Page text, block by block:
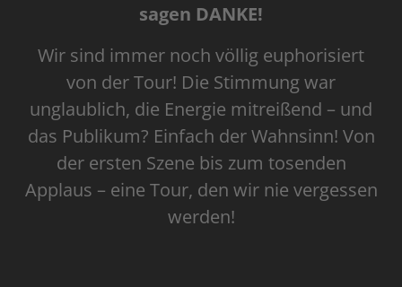
sagen DANKE!
Wir sind immer noch völlig euphorisiert
von der Tour! Die Stimmung war
unglaublich, die Energie mitreißend – und
das Publikum? Einfach der Wahnsinn! Von
der ersten Szene bis zum tosenden
Applaus – eine Tour, den wir nie vergessen
werden!